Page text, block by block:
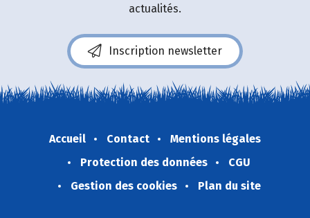
actualités.
Inscription newsletter
Accueil Contact
Mentions légales
Protection des données
CGU
Gestion des cookies
Plan du site